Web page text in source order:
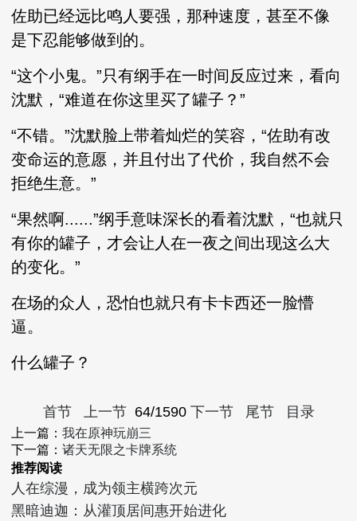
佐助已经远比鸣人要强，那种速度，甚至不像
是下忍能够做到的。
“这个小鬼。”只有纲手在一时间反应过来，看向
沈默，“难道在你这里买了罐子？”
“不错。”沈默脸上带着灿烂的笑容，“佐助有改
变命运的意愿，并且付出了代价，我自然不会
拒绝生意。”
“果然啊......”纲手意味深长的看着沈默，“也就只
有你的罐子，才会让人在一夜之间出现这么大
的变化。”
在场的众人，恐怕也就只有卡卡西还一脸懵
逼。
什么罐子？
首节 上一节 64/1590 下一节 尾节 目录
上一篇：我在原神玩崩三
下一篇：诸天无限之卡牌系统
推荐阅读
人在综漫，成为领主横跨次元
黑暗迪迦：从灌顶居间惠开始进化